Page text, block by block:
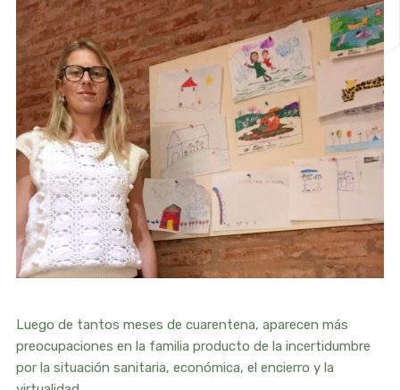
Luego de tantos meses de cuarentena, aparecen más
preocupaciones en la familia producto de la incertidumbre
por la situación sanitaria, económica, el encierro y la